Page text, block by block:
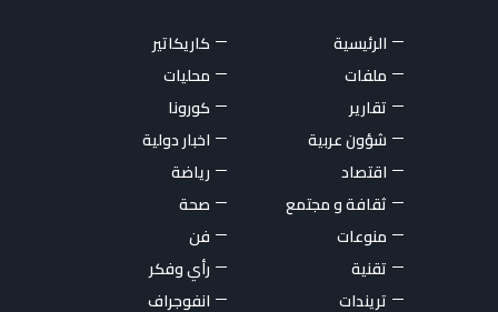
الرئيسية
كاريكاتير
ملفات
محليات
تقارير
كورونا
شؤون عربية
اخبار دولية
اقتصاد
رياضة
ثقافة و مجتمع
صحة
منوعات
فن
تقنية
رأي وفكر
تريندات
انفوجراف